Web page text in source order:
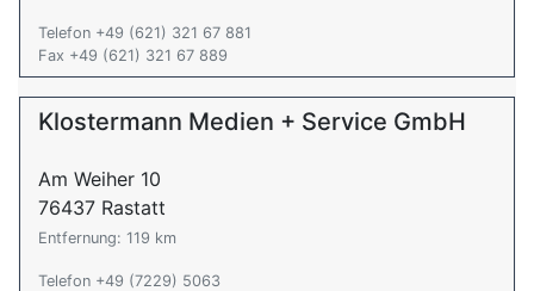
Telefon +49 (621) 321 67 881
Fax +49 (621) 321 67 889
Klostermann Medien + Service GmbH
Am Weiher 10
76437 Rastatt
Entfernung: 119 km
Telefon +49 (7229) 5063